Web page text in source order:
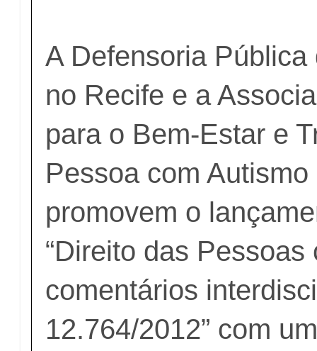
A Defensoria
no Recife e a
para o Bem-Estar e
Pessoa com
promovem o
“Direito das
comentários
12.764/2012” com